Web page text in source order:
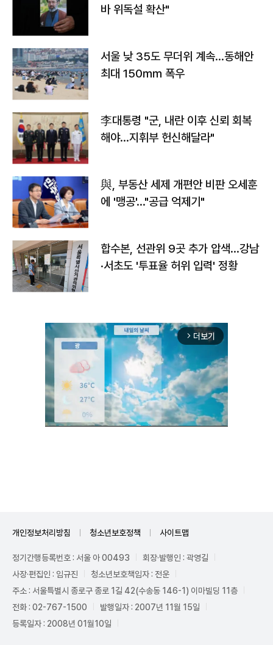
바 위독설 확산"
서울 낮 35도 무더위 계속…동해안
최대 150㎜ 폭우
李대통령 "군, 내란 이후 신뢰 회복
해야…지휘부 헌신해달라"
與, 부동산 세제 개편안 비판 오세훈
에 '맹공'…"공급 억제기"
합수본, 선관위 9곳 추가 압색…강남
·서초도 '투표율 허위 입력' 정황
arrow_forward_ios 더보기
개인정보처리방침 청소년보호정책 사이트맵
정기간행등록번호 : 서울 아 00493
회장·발행인 : 곽영길
사장·편집인 : 임규진
청소년보호책임자 : 전운
주소 : 서울특별시 종로구 종로 1길 42(수송동 146-1) 이마빌딩 11층
전화 : 02-767-1500
발행일자 : 2007년 11월 15일
등록일자 : 2008년 01월10일